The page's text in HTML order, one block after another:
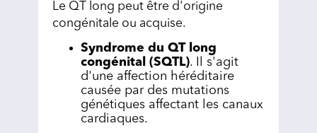
Le QT long peut être d'origine
congénitale ou acquise.
Syndrome du QT long
congénital (SQTL). Il s'agit
d'une affection héréditaire
causée par des mutations
génétiques affectant les canaux
cardiaques.